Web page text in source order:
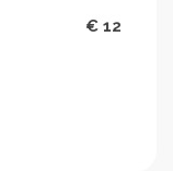
€ 12